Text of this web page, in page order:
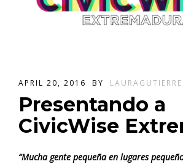
APRIL 20, 2016 BY
Presentando a
CivicWise
“Mucha gente pequeña en lugares